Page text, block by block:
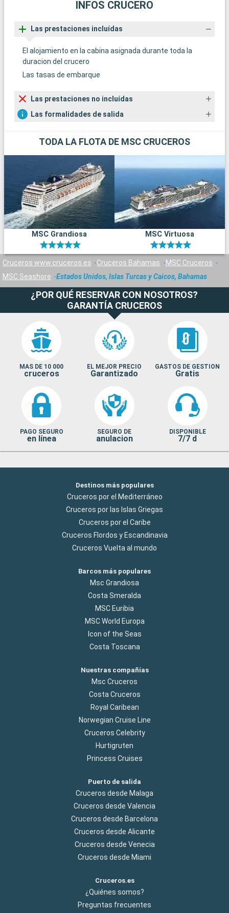
INFOS CRUCERO
Las prestaciones incluídas
El alojamiento en la cabina asignada durante toda la
duracion del crucero
Las tasas de embarque
Las prestaciones no incluídas
Las formalidades de salida
TODA LA FLOTA DE MSC CRUCEROS
MSC Grandiosa MSC Virtuosa
Cruceros www.cruceros.es Cruceros Bahamas
MSC Cruceros
MSC Seashore
Estados Unidos, Islas Turcas y Caicos, Bahamas
¿POR QUÉ RESERVAR CON NOSOTROS?
GARANTÍA CRUCEROS
MAS DE 10 000
cruceros
EL MEJOR PRECIO
Garantizado
GASTOS DE GESTION
Gratis
PAGO SEGURO
en línea
SEGURO DE
anulacion
DISPONIBLE
7/7 d
Destinos más populares
Cruceros por el Mediterráneo
Cruceros por las Islas Griegas
Cruceros por el Caribe
Cruceros Flordos y Escandinavia
Cruceros Vuelta al mundo
Barcos más populares
Msc Grandiosa
Costa Smeralda
MSC Euribia
MSC World Europa
Icon of the Seas
Costa Toscana
Nuestras compañías
Msc Cruceros
Costa Cruceros
Royal Caribean
Norwegian Cruise Line
Cruceros Celebrity
Hurtigruten
Princess Cruises
Puerto de salida
Cruceros desde Malaga
Cruceros desde Valencia
Cruceros desde Barcelona
Cruceros desde Alicante
Cruceros desde Venecia
Cruceros desde Miami
Cruceros.es
¿Quiénes somos?
Preguntas frecuentes